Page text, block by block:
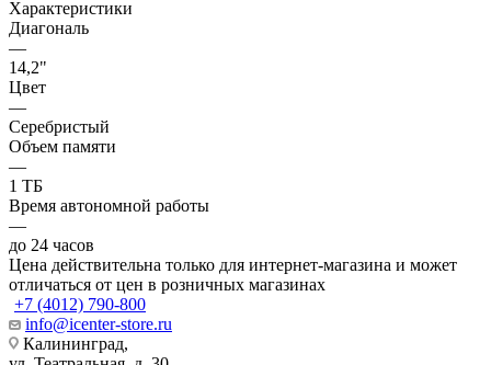
Характеристики
Диагональ
—
14,2"
Цвет
—
Серебристый
Объем памяти
—
1 ТБ
Время автономной работы
—
до 24 часов
Цена действительна только для интернет-магазина и может
отличаться от цен в розничных магазинах
+7 (4012) 790-800
info@icenter-store.ru
Калининград,